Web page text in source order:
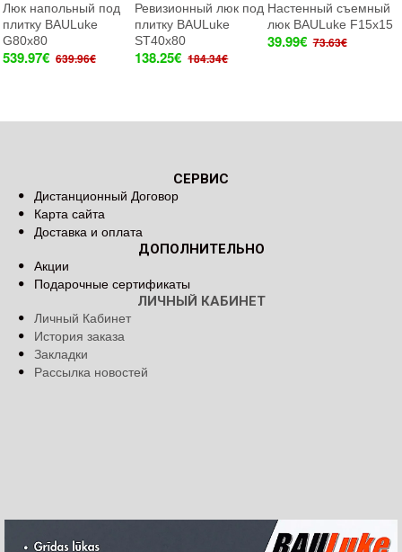
Люк напольный под
плитку BAULuke
G80x80
539.97€ 639.96€
Ревизионный люк под
плитку BAULuke
ST40x80
138.25€ 184.34€
Настенный съемный
люк BAULuke F15x15
39.99€ 73.63€
СЕРВИС
Дистанционный Договор
Карта сайта
Доставка и оплата
ДОПОЛНИТЕЛЬНО
Акции
Подарочные сертификаты
ЛИЧНЫЙ КАБИНЕТ
Личный Кабинет
История заказа
Закладки
Рассылка новостей